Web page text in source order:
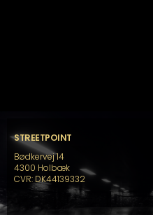
STREETPOINT
Bødkervej 14
4300 Holbæk
CVR: DK44139332